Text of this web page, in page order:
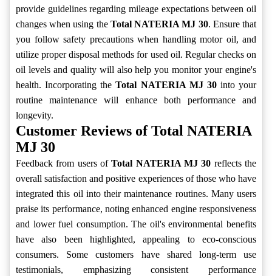
provide guidelines regarding mileage expectations between oil
changes when using the Total NATERIA MJ 30. Ensure that
you follow safety precautions when handling motor oil, and
utilize proper disposal methods for used oil. Regular checks on
oil levels and quality will also help you monitor your engine's
health. Incorporating theTotal NATERIA MJ 30into your
routine maintenance will enhance both performance and
longevity.
Customer Reviews of Total NATERIA
MJ 30
Feedback from users ofTotal NATERIA MJ 30 reflects the
overall satisfaction and positive experiences of those who have
integrated this oil into their maintenance routines. Many users
praise its performance, noting enhanced engine responsiveness
and lower fuel consumption. The oil's environmental benefits
have also been highlighted, appealing to eco-conscious
consumers. Some customers have shared long-term use
testimonials, emphasizing consistent performance